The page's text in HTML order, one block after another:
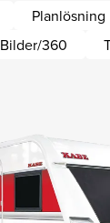
Planlösning
Bilder/360